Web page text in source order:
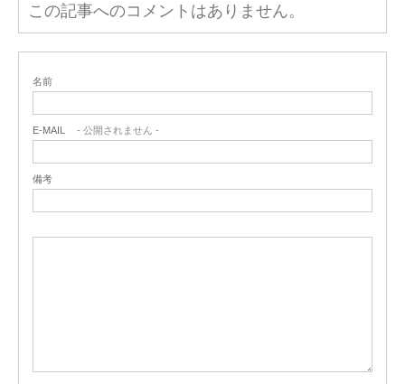
この記事へのコメントはありません。
名前
E-MAIL - 公開されません -
備考